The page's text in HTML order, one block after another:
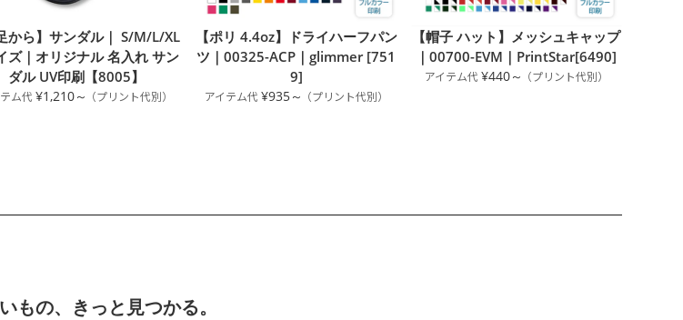
から】サンダル｜ S/M/L/XL
ズ｜オリジナル 名入れ サン
ダル UV印刷【8005】
¥1,210～
【ポリ 4.4oz】ドライハーフパン
ツ｜00325-ACP｜glimmer [751
9]
¥935～
【帽子 ハット】メッシュキャップ
｜00700-EVM｜PrintStar[6490]
¥440～
もの、きっと見つかる。